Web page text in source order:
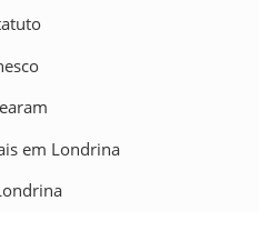
em Londrina